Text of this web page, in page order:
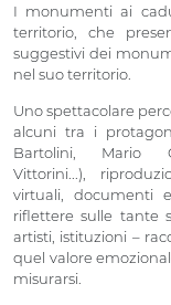
I monumenti ai
territorio, che
suggestivi dei
nel suo territorio.
Uno spettacolare
alcuni tra i
Bartolini, Mario
Vittorini...),
virtuali, documenti
riflettere sulle tante
artisti, istituzioni –
quel valore
misurarsi.